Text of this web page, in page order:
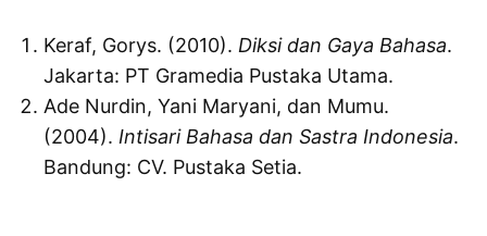
Keraf, Gorys. (2010). Diksi dan Gaya Bahasa.
Jakarta: PT Gramedia Pustaka Utama.
Ade Nurdin, Yani Maryani, dan Mumu.
(2004). Intisari Bahasa dan Sastra Indonesia.
Bandung: CV. Pustaka Setia.